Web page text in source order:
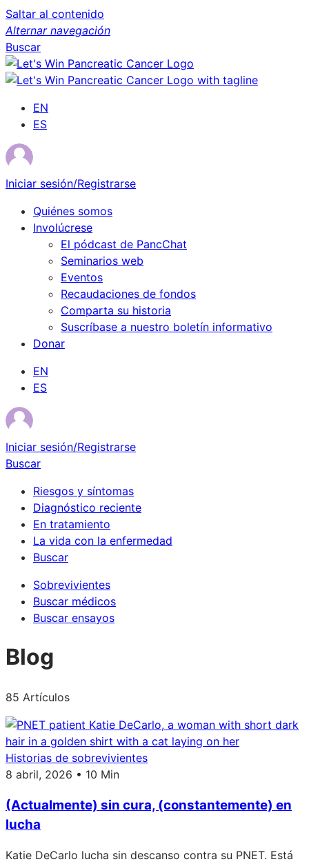
Saltar al contenido
Alternar navegación
Buscar
EN
ES
Iniciar sesión/Registrarse
Quiénes somos
Involúcrese
El pódcast de PancChat
Seminarios web
Eventos
Recaudaciones de fondos
Comparta su historia
Suscríbase a nuestro boletín informativo
Donar
EN
ES
Iniciar sesión/Registrarse
Buscar
Riesgos y síntomas
Diagnóstico reciente
En tratamiento
La vida con la enfermedad
Buscar
Sobrevivientes
Buscar médicos
Buscar ensayos
Blog
85 Artículos
Historias de sobrevivientes
8 abril, 2026 • 10 Min
(Actualmente) sin cura, (constantemente) en
lucha
Katie DeCarlo lucha sin descanso contra su PNET. Está